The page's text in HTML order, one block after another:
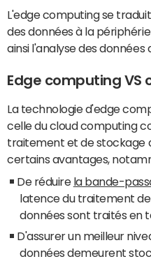
L'edge computing se
des données à la
ainsi l'analyse des données
Edge computing VS
La technologie d'edge
celle du cloud computing
traitement et de stockage
certains avantages,
De réduire la bande-
latence du traitement
données sont traités en
D'assurer un meilleur
données demeurent